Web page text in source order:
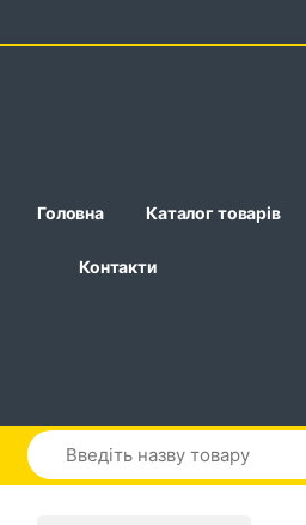
Головна Каталог товарів
Контакти